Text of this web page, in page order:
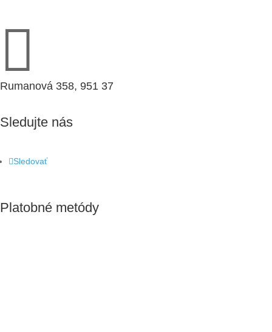

Rumanová 358, 951 37
Sledujte nás
Sledovať
Platobné metódy